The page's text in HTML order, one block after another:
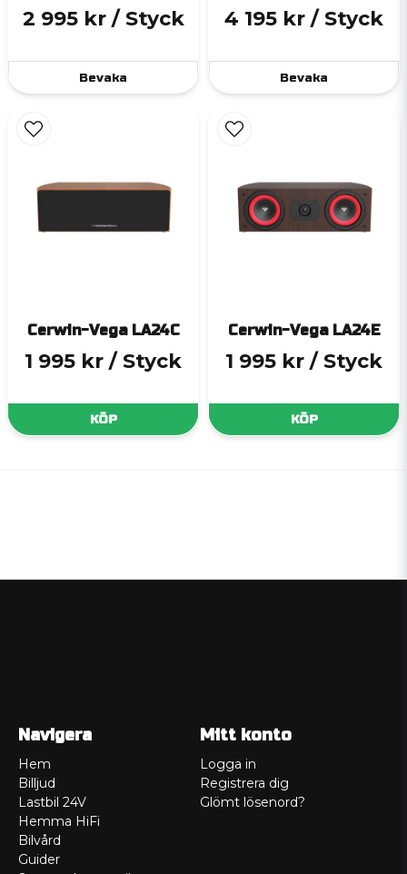
2 995 kr / Styck
Bevaka
4 195 kr / Styck
Bevaka
Cerwin-Vega LA24C
1 995 kr / Styck
KÖP
Cerwin-Vega LA24E
1 995 kr / Styck
KÖP
Navigera
Hem
Billjud
Lastbil 24V
Hemma HiFi
Bilvård
Guider
Mitt konto
Logga in
Registrera dig
Glömt lösenord?